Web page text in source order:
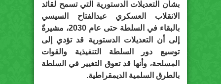
بشأن التعديلات الدستورية التي تسمح لقائد
الانقلاب العسكري عبدالفتاح السيسي
بالبقاء في السلطة حتى عام 2030، مشيرةً
إلى أن التعديلات الدستورية قد تؤدي إلى
توسيع دور السلطة التنفيذية والقوات
المسلحة، وأنها قد تعوق التغيير في السلطة
بالطرق السلمية الديمقراطية.